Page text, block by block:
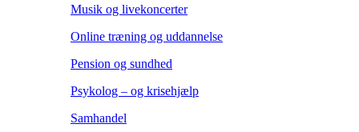
Musik og livekoncerter
Online træning og uddannelse
Pension og sundhed
Psykolog – og krisehjælp
Samhandel